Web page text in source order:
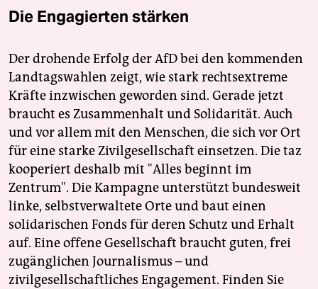
Die Engagierten stärken
Der drohende Erfolg der AfD bei den kommenden
Landtagswahlen zeigt, wie stark rechtsextreme
Kräfte inzwischen geworden sind. Gerade jetzt
braucht es Zusammenhalt und Solidarität. Auch
und vor allem mit den Menschen, die sich vor Ort
für eine starke Zivilgesellschaft einsetzen. Die taz
kooperiert deshalb mit "Alles beginnt im
Zentrum". Die Kampagne unterstützt bundesweit
linke, selbstverwaltete Orte und baut einen
solidarischen Fonds für deren Schutz und Erhalt
auf. Eine offene Gesellschaft braucht guten, frei
zugänglichen Journalismus – und
zivilgesellschaftliches Engagement. Finden Sie